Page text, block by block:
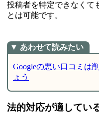
投稿者を特定できなくて
とは可能です。
Googleの悪い口コミは
ょう
法的対応が適してい